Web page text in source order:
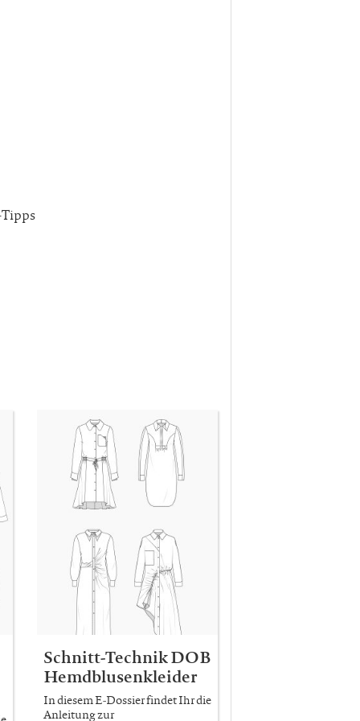
Schnitt-Technik DOB
Hemdblusenkleider
In diesem E-Dossier findet Ihr die
Anleitung zur